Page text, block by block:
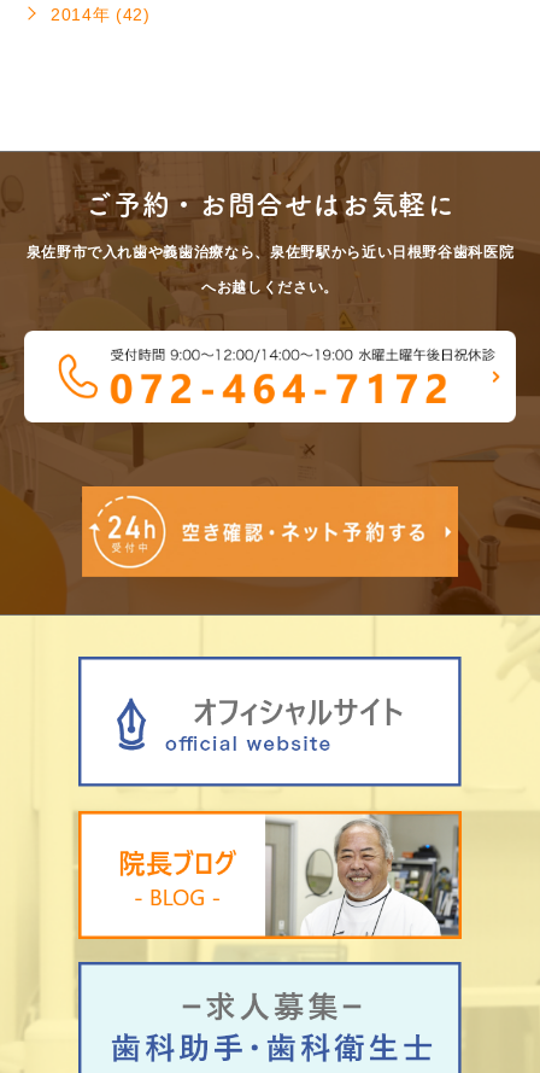
2014年 (42)
ご予約・お問合せはお気軽に
泉佐野市で入れ歯や義歯治療なら、泉佐野駅から近い日根野谷歯科医院
へお越しください。